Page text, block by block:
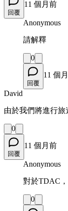
回覆
11 個月前
Anonymous
請解釋
0
回覆
11 個
David
由於我們將進行旅
0
回覆
11 個月前
Anonymous
對於TDAC
0